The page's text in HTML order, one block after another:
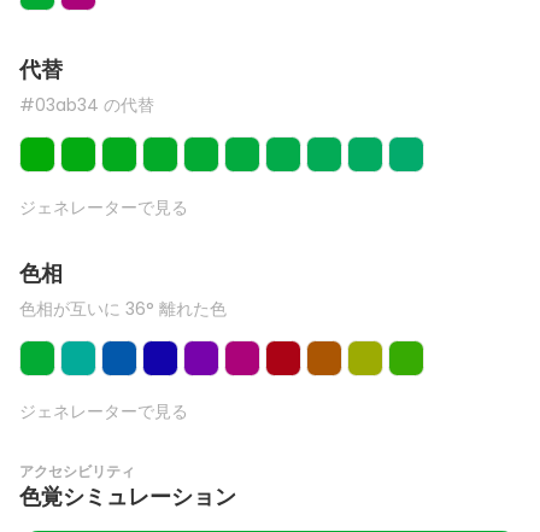
代替
#03ab34 の代替
ジェネレーターで見る
色相
色相が互いに 36° 離れた色
ジェネレーターで見る
アクセシビリティ
色覚シミュレーション